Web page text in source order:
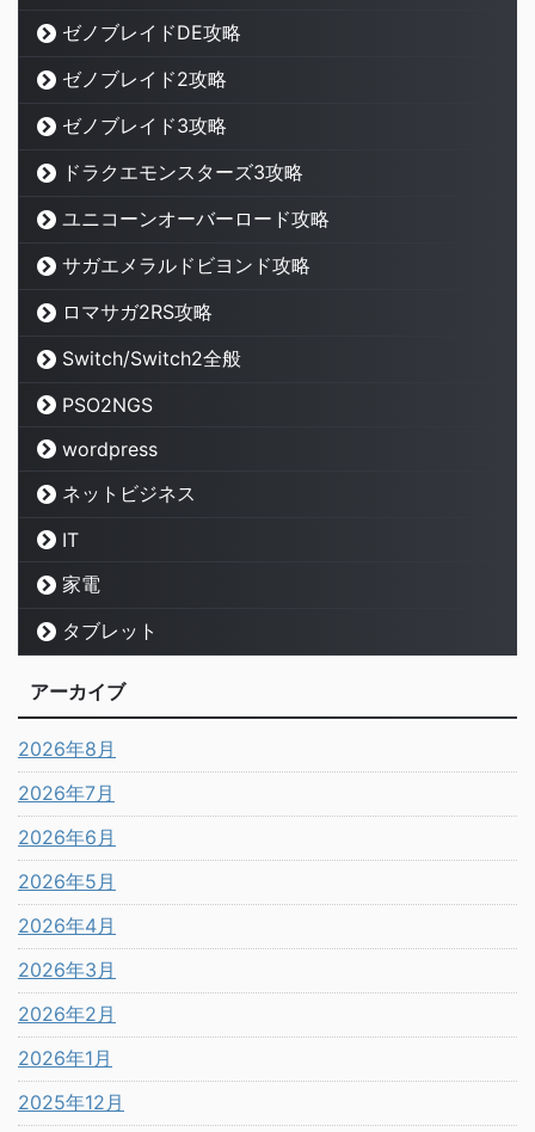
ゼノブレイドDE攻略
ゼノブレイド2攻略
ゼノブレイド3攻略
ドラクエモンスターズ3攻略
ユニコーンオーバーロード攻略
サガエメラルドビヨンド攻略
ロマサガ2RS攻略
Switch/Switch2全般
PSO2NGS
wordpress
ネットビジネス
IT
家電
タブレット
アーカイブ
2026年8月
2026年7月
2026年6月
2026年5月
2026年4月
2026年3月
2026年2月
2026年1月
2025年12月